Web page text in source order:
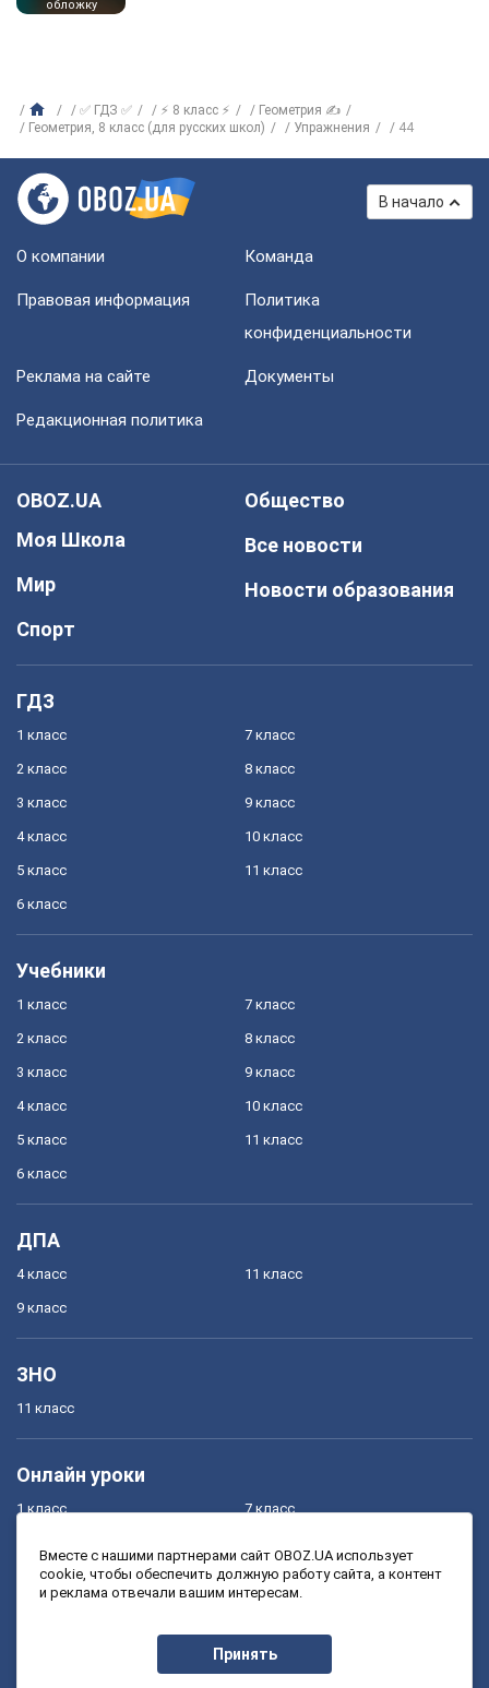
обложку
✅ ГДЗ ✅ ⚡ 8 класс ⚡
Геометрия ✍
Геометрия, 8 класс (для русских школ)
Упражнения 44
В начало
О компании Команда
Правовая информация
Политика
конфиденциальности
Реклама на сайте Документы
Редакционная политика
OBOZ.UA
Моя Школа
Мир
Спорт
Общество
Все новости
Новости образования
ГДЗ
1 класс
2 класс
3 класс
4 класс
5 класс
6 класс
7 класс
8 класс
9 класс
10 класс
11 класс
Учебники
1 класс
2 класс
3 класс
4 класс
5 класс
6 класс
7 класс
8 класс
9 класс
10 класс
11 класс
ДПА
4 класс
9 класс
11 класс
ЗНО
11 класс
Онлайн уроки
1 класс
3 класс
7 класс
9 класс
Вместе с нашими партнерами сайт OBOZ.UA использует
cookie, чтобы обеспечить должную работу сайта, а контент
и реклама отвечали вашим интересам.
Принять